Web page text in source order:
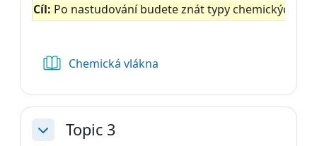
Cíl: Po nastudování budete znát typy chemických
Chemická vlákna
Sbalit Topic 3